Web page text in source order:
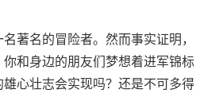
著名的冒险者。然而事实证明，
和身边的朋友们梦想着进军锦标
心壮志会实现吗？还是不可多得